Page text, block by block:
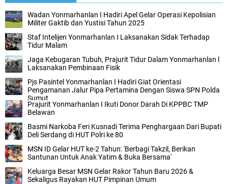
Wadan Yonmarhanlan I Hadiri Apel Gelar Operasi Kepolisian
Militer Gaktib dan Yustisi Tahun 2025
Staf Intelijen Yonmarhanlan I Laksanakan Sidak Terhadap
Tidur Malam
Jaga Kebugaran Tubuh, Prajurit Tidur Dalam Yonmarhanlan l
Laksanakan Pembinaan Fisik
Pjs Pasintel Yonmarhanlan I Hadiri Giat Orientasi
Pengamanan Jalur Pipa Pertamina Dengan Siswa SPN Polda
Sumut
Prajurit Yonmarhanlan I Ikuti Donor Darah Di KPPBC TMP
Belawan
Basmi Narkoba Feri Kusnadi Terima Penghargaan Dari Bupati
Deli Serdang di HUT Polri ke 80
MSN ID Gelar HUT ke-2 Tahun: 'Berbagi Takzil, Berikan
Santunan Untuk Anak Yatim & Buka Bersama'
Keluarga Besar MSN Gelar Rakor Tahun Baru 2026 &
Sekaligus Rayakan HUT Pimpinan Umum